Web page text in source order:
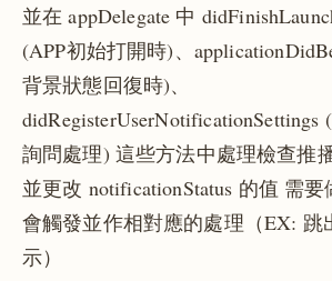
並在 appDelegate 中
(APP初始打開時)、
背景狀態回復時)、
didRegisterUserNotificationSettings
詢問處理) 這些方法中處理檢查推
並更改 notificationStatus 的值 需
會觸發並作相對應的處理（EX: 跳
示）